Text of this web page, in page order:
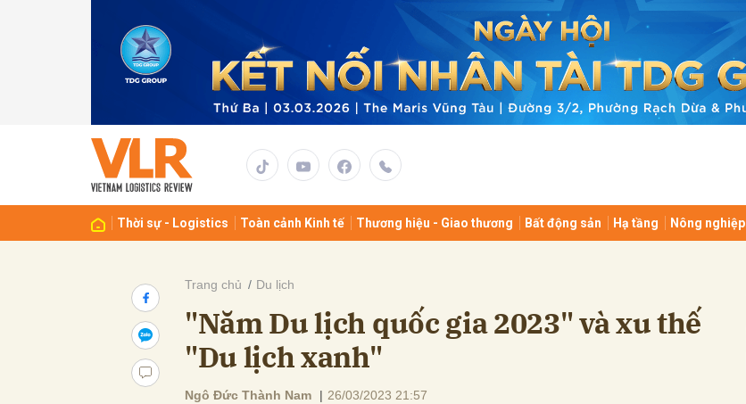
Thời sự - Logistics Toàn cảnh Kinh tế Thương hiệu - Giao thương Bất động sản Hạ tầng Nông nghiệp
Trang chủ Du lịch
"Năm Du lịch quốc gia 2023" và xu thế
"Du lịch xanh"
Ngô Đức Thành Nam | 26/03/2023 21:57
Gửi bình luận